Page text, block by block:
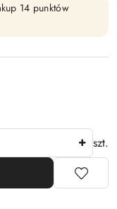
14 punktów
szt.